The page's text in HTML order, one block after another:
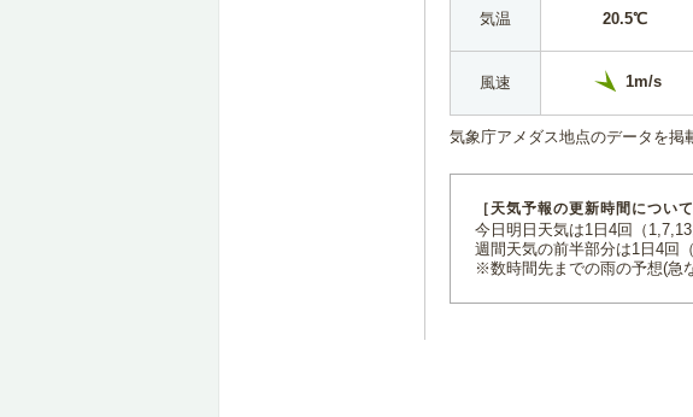
気温 20.5℃
風速 1m/s
気象庁アメダス地点のデータを掲
［天気予報の更新時間について
今日明日天気は1日4回（
週間天気の前半部分は1日4回
※数時間先までの雨の予想(急